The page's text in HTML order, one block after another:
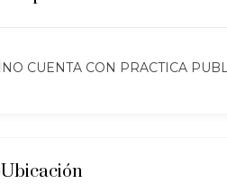
NO CUENTA CON PRACTICA
Ubicación